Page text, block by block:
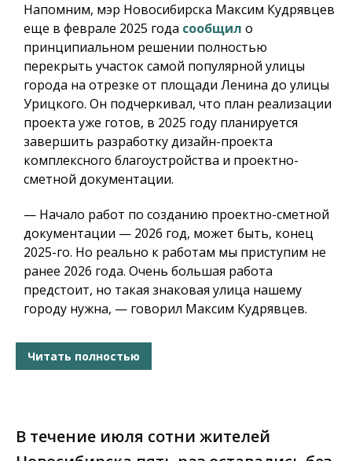
Напомним, мэр Новосибирска Максим Кудрявцев
еще в феврале 2025 года сообщил о
принципиальном решении полностью
перекрыть участок самой популярной улицы
города на отрезке от площади Ленина до улицы
Урицкого. Он подчеркивал, что план реализации
проекта уже готов, в 2025 году планируется
завершить разработку дизайн-проекта
комплексного благоустройства и проектно-
сметной документации.
— Начало работ по созданию проектно-сметной
документации — 2026 год, может быть, конец
2025-го. Но реально к работам мы приступим не
ранее 2026 года. Очень большая работа
предстоит, но такая знаковая улица нашему
городу нужна, — говорил Максим Кудрявцев.
Читать полностью
В течение июля сотни жителей